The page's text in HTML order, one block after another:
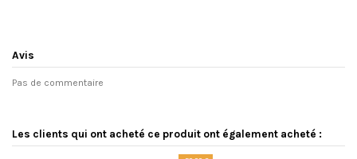
Avis
Pas de commentaire
Les clients qui ont acheté ce produit ont également acheté :